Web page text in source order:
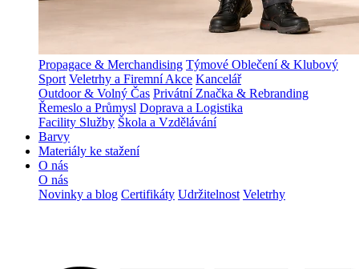
Propagace & Merchandising Týmové Oblečení & Klubový
Sport Veletrhy a Firemní Akce Kancelář
Outdoor & Volný Čas Privátní Značka & Rebranding
Řemeslo a Průmysl Doprava a Logistika
Facility Služby Škola a Vzdělávání
Barvy
Materiály ke stažení
O nás
O nás
Novinky a blog Certifikáty Udržitelnost Veletrhy